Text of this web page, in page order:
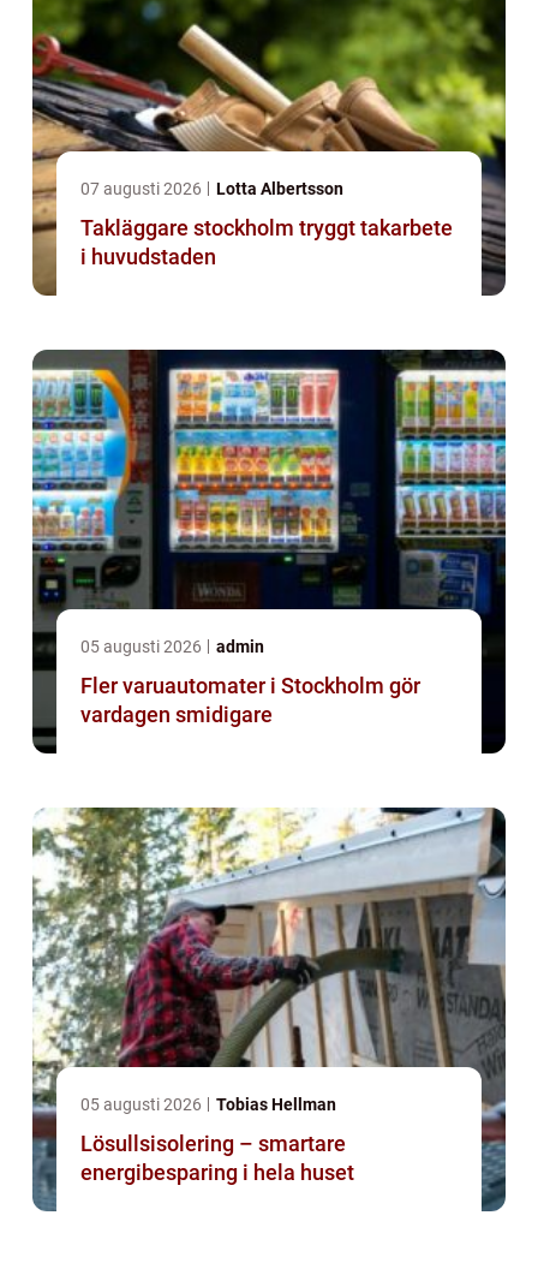
07 augusti 2026 Lotta Albertsson
Takläggare stockholm tryggt takarbete
i huvudstaden
05 augusti 2026 admin
Fler varuautomater i Stockholm gör
vardagen smidigare
05 augusti 2026 Tobias Hellman
Lösullsisolering – smartare
energibesparing i hela huset